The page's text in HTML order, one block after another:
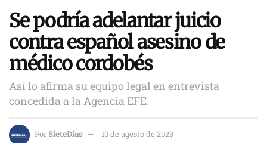
Se podría adelantar juicio
contra español asesino de
médico cordobés
Así lo afirma su equipo legal en entrevista
concedida a la Agencia EFE.
PorSieteDías 10 de agosto de 2023